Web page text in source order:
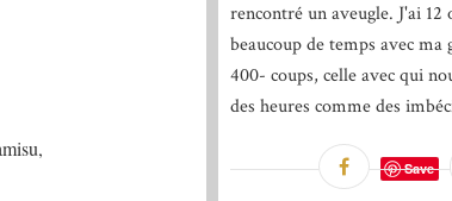
rencontré un aveugle. J'ai 12
beaucoup de temps avec ma
400- coups, celle avec qui
des heures comme des
Save